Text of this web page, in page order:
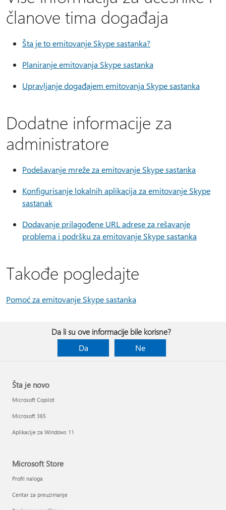
članove tima događaja
Šta je to emitovanje Skype sastanka?
Planiranje emitovanja Skype sastanka
Upravljanje događajem emitovanja Skype sastanka
Dodatne informacije za
administratore
Podešavanje mreže za emitovanje Skype sastanka
Konfigurisanje lokalnih aplikacija za emitovanje Skype
sastanak
Dodavanje prilagođene URL adrese za rešavanje
problema i podršku za emitovanje Skype sastanka
Takođe pogledajte
Pomoć za emitovanje Skype sastanka
Da li su ove informacije bile korisne?
Da
Ne
Šta je novo
Microsoft Copilot
Microsoft 365
Aplikacije za Windows 11
Microsoft Store
Profil naloga
Centar za preuzimanje